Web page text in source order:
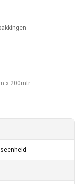
x 200mtr